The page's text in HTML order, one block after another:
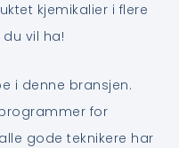
kjemikalier i flere
vil ha!
i denne bransjen.
for
gode teknikere har